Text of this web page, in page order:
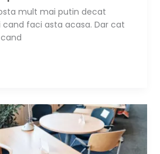
mult mai putin decat
faci asta acasa. Dar cat